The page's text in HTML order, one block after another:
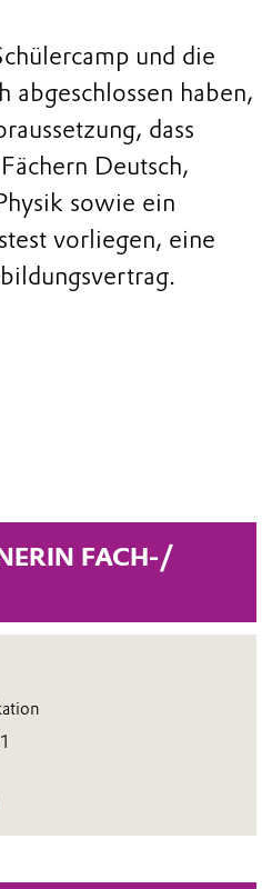
FACH-/
und die
abgeschlossen haben,
dass
Deutsch,
sowie ein
vorliegen, eine